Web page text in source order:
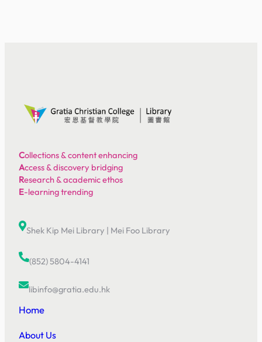
Collections & content enhancing
Access & discovery bridging
Research & academic ethos
E-learning trending
Shek Kip Mei Library | Mei Foo Library
(852) 5804-4141
libinfo@gratia.edu.hk
Home
About Us